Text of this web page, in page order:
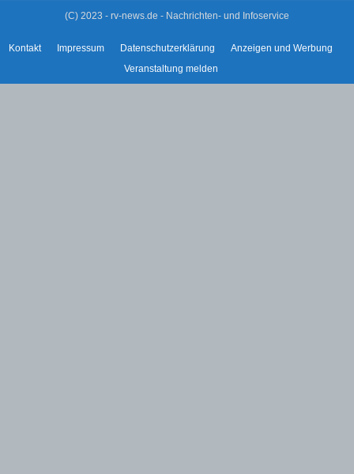
(C) 2023 - rv-news.de - Nachrichten- und Infoservice
Kontakt Impressum Datenschutzerklärung
Anzeigen und Werbung
Veranstaltung melden